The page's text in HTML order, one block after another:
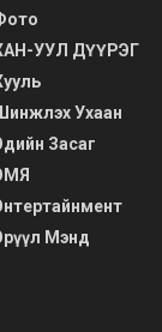
УУЛ ДҮҮРЭГ
Ухаан
Засаг
Мэнд